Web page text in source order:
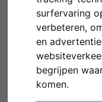
surfervaring
verbeteren,
en
begrijpen
komen.
Terug